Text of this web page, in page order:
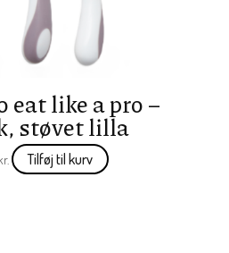
eat like a pro –
støvet lilla
Tilføj til kurv